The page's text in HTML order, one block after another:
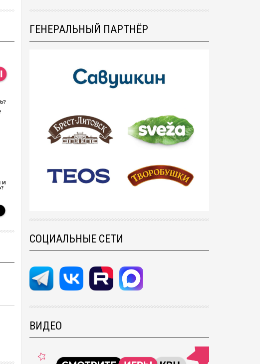
ГЕНЕРАЛЬНЫЙ ПАРТНЁР
СОЦИАЛЬНЫЕ СЕТИ
ВИДЕО